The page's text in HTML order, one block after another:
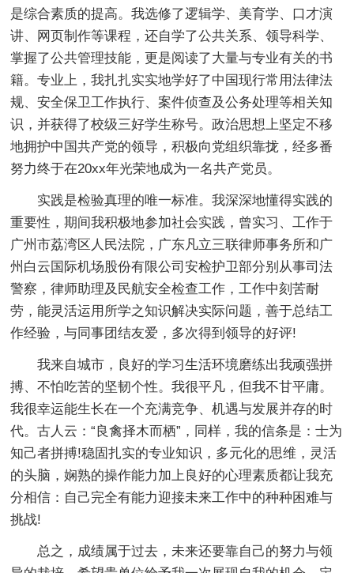
是综合素质的提高。我选修了逻辑学、美育学、口才演
讲、网页制作等课程，还自学了公共关系、领导科学、
掌握了公共管理技能，更是阅读了大量与专业有关的书
籍。专业上，我扎扎实实地学好了中国现行常用法律法
规、安全保卫工作执行、案件侦查及公务处理等相关知
识，并获得了校级三好学生称号。政治思想上坚定不移
地拥护中国共产党的领导，积极向党组织靠拢，经多番
努力终于在20xx年光荣地成为一名共产党员。
实践是检验真理的唯一标准。我深深地懂得实践的
重要性，期间我积极地参加社会实践，曾实习、工作于
广州市荔湾区人民法院，广东凡立三联律师事务所和广
州白云国际机场股份有限公司安检护卫部分别从事司法
警察，律师助理及民航安全检查工作，工作中刻苦耐
劳，能灵活运用所学之知识解决实际问题，善于总结工
作经验，与同事团结友爱，多次得到领导的好评!
我来自城市，良好的学习生活环境磨练出我顽强拼
搏、不怕吃苦的坚韧个性。我很平凡，但我不甘平庸。
我很幸运能生长在一个充满竞争、机遇与发展并存的时
代。古人云：“良禽择木而栖”，同样，我的信条是：士为
知己者拼搏!稳固扎实的专业知识，多元化的思维，灵活
的头脑，娴熟的操作能力加上良好的心理素质都让我充
分相信：自己完全有能力迎接未来工作中的种种困难与
挑战!
总之，成绩属于过去，未来还要靠自己的努力与领